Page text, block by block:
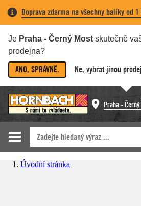
Doprava zdarma na všechny balíky od 1
Je Praha - Černý Most skutečně
prodejna?
ANO, SPRÁVNĚ. Ne, vybrat jinou
Praha - Černý
Úvodní stránka